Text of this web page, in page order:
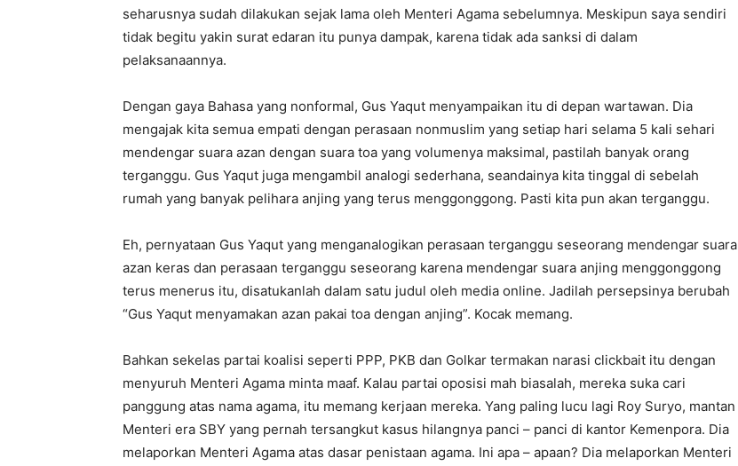
seharusnya sudah dilakukan sejak lama oleh Menteri Agama sebelumnya. Meskipun saya sendiri
tidak begitu yakin surat edaran itu punya dampak, karena tidak ada sanksi di dalam
pelaksanaannya.
Dengan gaya Bahasa yang nonformal, Gus Yaqut menyampaikan itu di depan wartawan. Dia
mengajak kita semua empati dengan perasaan nonmuslim yang setiap hari selama 5 kali sehari
mendengar suara azan dengan suara toa yang volumenya maksimal, pastilah banyak orang
terganggu. Gus Yaqut juga mengambil analogi sederhana, seandainya kita tinggal di sebelah
rumah yang banyak pelihara anjing yang terus menggonggong. Pasti kita pun akan terganggu.
Eh, pernyataan Gus Yaqut yang menganalogikan perasaan terganggu seseorang mendengar suara
azan keras dan perasaan terganggu seseorang karena mendengar suara anjing menggonggong
terus menerus itu, disatukanlah dalam satu judul oleh media online. Jadilah persepsinya berubah
“Gus Yaqut menyamakan azan pakai toa dengan anjing”. Kocak memang.
Bahkan sekelas partai koalisi seperti PPP, PKB dan Golkar termakan narasi clickbait itu dengan
menyuruh Menteri Agama minta maaf. Kalau partai oposisi mah biasalah, mereka suka cari
panggung atas nama agama, itu memang kerjaan mereka. Yang paling lucu lagi Roy Suryo, mantan
Menteri era SBY yang pernah tersangkut kasus hilangnya panci – panci di kantor Kemenpora. Dia
melaporkan Menteri Agama atas dasar penistaan agama. Ini apa – apaan? Dia melaporkan Menteri